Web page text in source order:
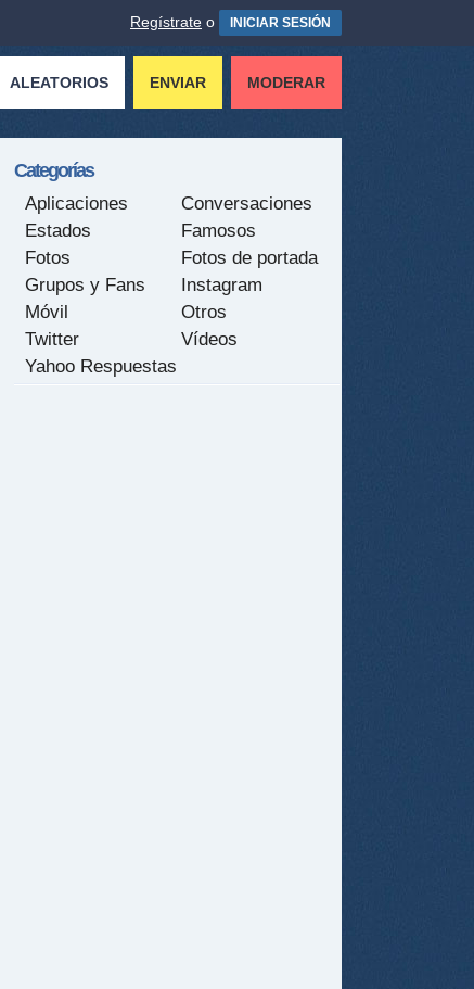
Regístrate o INICIAR SESIÓN
ALEATORIOS ENVIAR MODERAR
Categorías
Aplicaciones
Conversaciones
Estados
Famosos
Fotos
Fotos de portada
Grupos y Fans
Instagram
Móvil
Otros
Twitter
Vídeos
Yahoo Respuestas